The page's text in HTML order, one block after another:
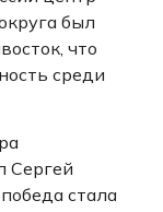
был
что
среди
Сергей
стала